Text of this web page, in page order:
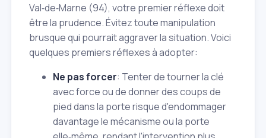
Val‑de‑Marne (94), votre premier réflexe doit
être la prudence. Évitez toute manipulation
brusque qui pourrait aggraver la situation. Voici
quelques premiers réflexes à adopter:
Ne pas forcer: Tenter de tourner la clé
avec force ou de donner des coups de
pied dans la porte risque d'endommager
davantage le mécanisme ou la porte